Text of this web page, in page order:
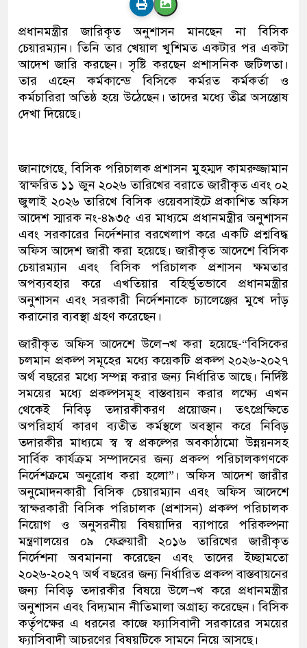
প্রধানমন্ত্রীর জারিকৃত অনুশাসন মানছেন না বিসিক
চেয়ারম্যান। তিনি তার খেয়াল খুশিমত একটার পর একটা
আদেশ জারি করছেন। সৃষ্টি করছেন প্রশাসনিক জটিলতা।
তার এহেন কর্মকান্ডে বিসিকে কর্মরত কর্মকর্তা ও
কর্মচারিরা অতিষ্ঠ হয়ে উঠেছেন। তাদের মধ্যে তীব্র অসন্তোষ
দেখা দিয়েছে।
জানাগেছে, বিসিক পরিচালক প্রশাসন মুহম্মদ কামরুজ্জামান
স্বাক্ষরিত ১১ জুন ২০২৬ তারিখের বরাতে জারীকৃত এবং ০২
জুলাই ২০২৬ তারিখে বিসিক ওয়েবসাইটে প্রকাশিত অফিস
আদেশ স্মারক নং-৪৯৩৫ এর মাধ্যমে প্রধানমন্ত্রীর অনুশাসন
এবং সরকারের নির্দেশনার বরখেলাপ করে একটি প্রশ্নবিদ্ধ
অফিস আদেশ জারী করা হয়েছে। জারীকৃত আদেশে বিসিক
চেয়ারম্যান এবং বিসিক পরিচালক প্রশাসন ক্ষমতার
অপব্যবহার করে এখতিয়ার বহির্ভুতভাবে প্রধানমন্ত্রীর
অনুশাসন এবং সরকারী নির্দেশনাকে চ্যালেঞ্জের মুখে দাঁড়
করানোর ব্যবস্থা গ্রহণ করেছেন।
জারীকৃত অফিস আদেশে উলে¬খ করা হয়েছে-“বিসিকের
চলমান প্রকল্প সমূহের মধ্যে কয়েকটি প্রকল্প ২০২৬-২০২৭
অর্থ বছরের মধ্যে সম্পন্ন করার জন্য নির্ধারিত আছে। নির্দিষ্ট
সময়ের মধ্যে প্রকল্পসমূহ বাস্তবায়ন করার লক্ষ্যে এখন
থেকেই নিবিড় তদারকীকরণ প্রয়োজন। তৎপ্রেক্ষিতে
অপরিহার্য কারণ ব্যতীত কর্মস্থলে অবস্থান করে নিবিড়
তদারকীর মাধ্যমে স্ব স্ব প্রকল্পের অবকাঠামো উন্নয়নসহ
সার্বিক কার্যক্রম সম্পাদনের জন্য প্রকল্প পরিচালকগণকে
নির্দেশক্রমে অনুরোধ করা হলো”। অফিস আদেশ জারীর
অনুমোদনকারী বিসিক চেয়ারম্যান এবং অফিস আদেশে
স্বাক্ষরকারী বিসিক পরিচালক (প্রশাসন) প্রকল্প পরিচালক
নিয়োগ ও অনুসরনীয় বিষয়াদির ব্যাপারে পরিকল্পনা
মন্ত্রণালয়ের ০৯ ফেব্রুয়ারী ২০১৬ তারিখের জারীকৃত
নির্দেশনা অবমাননা করেছেন এবং তাদের ইচ্ছামতো
২০২৬-২০২৭ অর্থ বছরের জন্য নির্ধারিত প্রকল্প বাস্তবায়নের
জন্য নিবিড় তদারকীর বিষয়ে উলে¬খ করে প্রধানমন্ত্রীর
অনুশাসন এবং বিদ্যমান নীতিমালা অগ্রাহ্য করেছেন। বিসিক
কর্তৃপক্ষের এ ধরনের কাজে ফ্যাসিবাদী সরকারের সময়ের
ফ্যাসিবাদী আচরণের বিষয়টিকে সামনে নিয়ে আসছে।